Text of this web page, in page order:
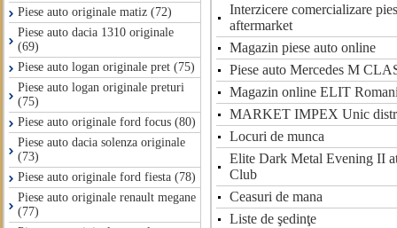
Piese auto originale matiz (72)
Piese auto dacia 1310 originale
(69)
Piese auto logan originale pret (75)
Piese auto logan originale preturi
(75)
Piese auto originale ford focus (80)
Piese auto dacia solenza originale
(73)
Piese auto originale ford fiesta (78)
Piese auto originale renault megane
(77)
Interzicere comercializare
aftermarket
Magazin piese auto online
Piese auto Mercedes M
Magazin online ELIT
MARKET IMPEX Unic
Locuri de munca
Elite Dark Metal Evening II
Club
Ceasuri de mana
Liste de şedinţe